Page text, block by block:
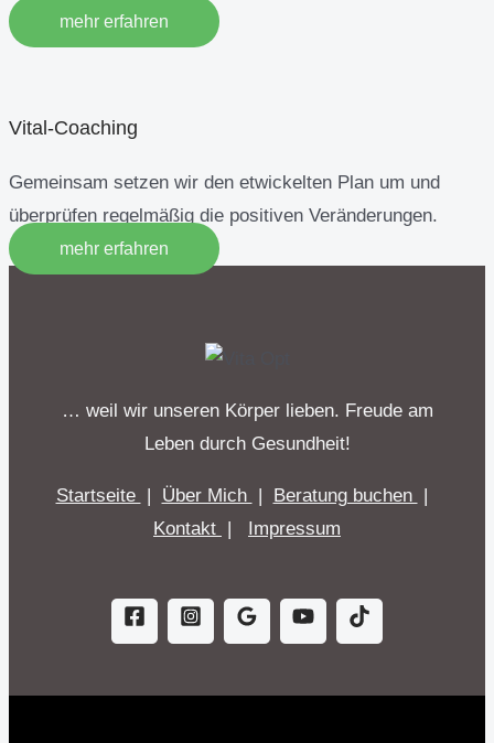
mehr erfahren
Vital-Coaching
Gemeinsam setzen wir den etwickelten Plan um und
überprüfen regelmäßig die positiven Veränderungen.
mehr erfahren
… weil wir unseren Körper lieben. Freude am
Leben durch Gesundheit!
Startseite | Über Mich | Beratung buchen |
Kontakt | Impressum